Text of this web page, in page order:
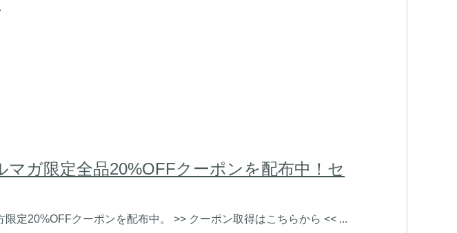
マガ限定全品20%OFFクーポンを配布中！セ
定20%OFFクーポンを配布中。 >> クーポン取得はこちらから << ...